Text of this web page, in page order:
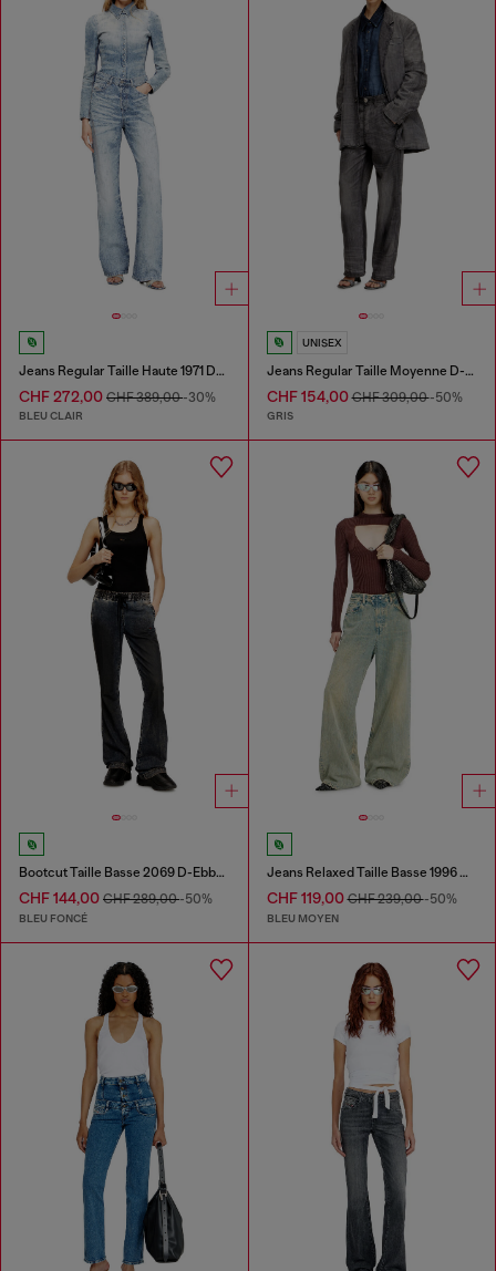
Jeans Regular Taille Haute 1971 D-Sent
CHF 272,00 CHF 389,00-30%
BLEU CLAIR
UNISEX
Jeans Regular Taille Moyenne D-Phant-chino
CHF 154,00CHF 309,00-50%
GRIS
Bootcut Taille Basse 2069 D-Ebbey Joggjeans®
CHF 144,00 CHF 289,00-50%
BLEU FONCÉ
Jeans Relaxed Taille Basse 1996 D-Sire
CHF 119,00CHF 239,00-50%
BLEU MOYEN